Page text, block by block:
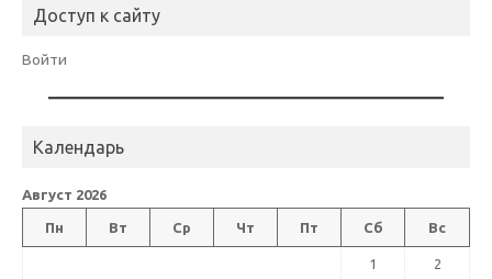
Доступ к сайту
Войти
Календарь
Август 2026
Пн Вт Ср Чт Пт Сб Вс
1 2